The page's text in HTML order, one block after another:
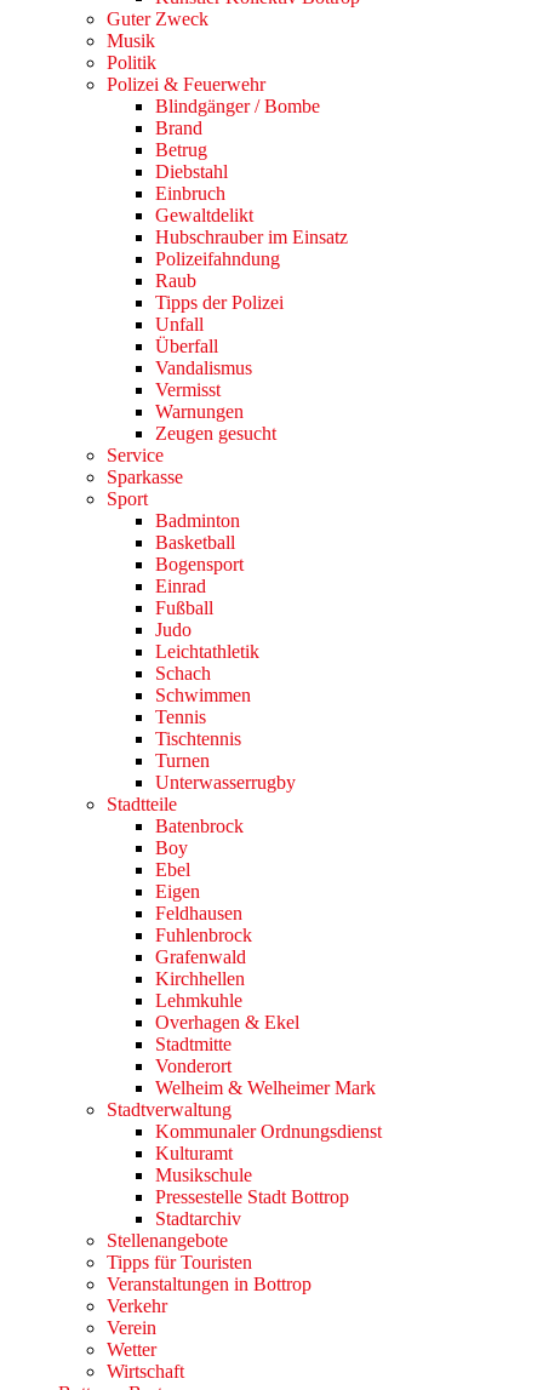
Guter Zweck
Musik
Politik
Polizei & Feuerwehr
Blindgänger / Bombe
Brand
Betrug
Diebstahl
Einbruch
Gewaltdelikt
Hubschrauber im Einsatz
Polizeifahndung
Raub
Tipps der Polizei
Unfall
Überfall
Vandalismus
Vermisst
Warnungen
Zeugen gesucht
Service
Sparkasse
Sport
Badminton
Basketball
Bogensport
Einrad
Fußball
Judo
Leichtathletik
Schach
Schwimmen
Tennis
Tischtennis
Turnen
Unterwasserrugby
Stadtteile
Batenbrock
Boy
Ebel
Eigen
Feldhausen
Fuhlenbrock
Grafenwald
Kirchhellen
Lehmkuhle
Overhagen & Ekel
Stadtmitte
Vonderort
Welheim & Welheimer Mark
Stadtverwaltung
Kommunaler Ordnungsdienst
Kulturamt
Musikschule
Pressestelle Stadt Bottrop
Stadtarchiv
Stellenangebote
Tipps für Touristen
Veranstaltungen in Bottrop
Verkehr
Verein
Wetter
Wirtschaft